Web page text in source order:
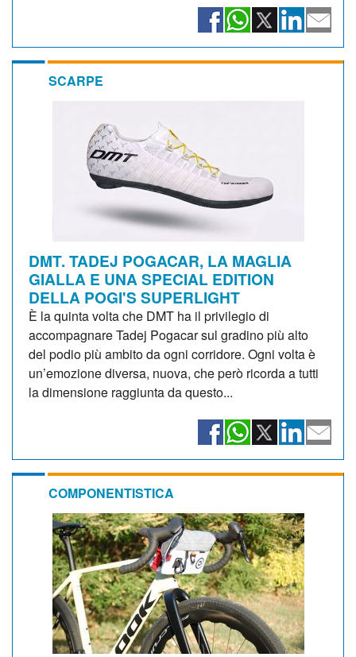
SCARPE
DMT. TADEJ POGACAR, LA MAGLIA
GIALLA E UNA SPECIAL EDITION
DELLA POGI'S SUPERLIGHT
È la quinta volta che DMT ha il privilegio di
accompagnare Tadej Pogacar sul gradino più alto
del podio più ambito da ogni corridore. Ogni volta è
un’emozione diversa, nuova, che però ricorda a tutti
la dimensione raggiunta da questo...
COMPONENTISTICA